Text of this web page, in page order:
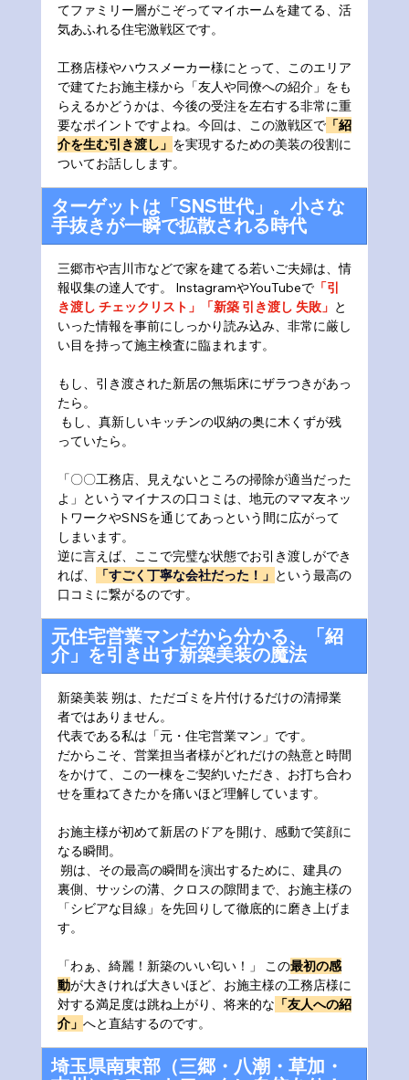
てファミリー層がこぞってマイホームを建てる、活
気あふれる住宅激戦区です。
工務店様やハウスメーカー様にとって、このエリア
で建てたお施主様から「友人や同僚への紹介」をも
らえるかどうかは、今後の受注を左右する非常に重
要なポイントですよね。今回は、この激戦区で「紹
介を生む引き渡し」 を実現するための美装の役割に
ついてお話しします。
ターゲットは「SNS世代」。小さな
手抜きが一瞬で拡散される時代
三郷市や吉川市などで家を建てる若いご夫婦は、情
報収集の達人です。 InstagramやYouTubeで「引
き渡し チェックリスト」「新築 引き渡し 失敗」 と
いった情報を事前にしっかり読み込み、非常に厳し
い目を持って施主検査に臨まれます。
もし、引き渡された新居の無垢床にザラつきがあっ
たら。
っていたら。
「〇〇工務店、見えないところの掃除が適当だった
よ」というマイナスの口コミは、地元のママ友ネッ
トワークやSNSを通じてあっという間に広がって
しまいます。
逆に言えば、ここで完璧な状態でお引き渡しができ
れば、
「すごく丁寧な会社だった！」 という最高の
口コミに繋がるのです。
元住宅営業マンだから分かる、「紹
介」を引き出す新築美装の魔法
新築美装 朔は、ただゴミを片付けるだけの清掃業
者ではありません。
代表である私は「元・住宅営業マン」です。
だからこそ、営業担当者様がどれだけの熱意と時間
をかけて、この一棟をご契約いただき、お打ち合わ
せを重ねてきたかを痛いほど理解しています。
お施主様が初めて新居のドアを開け、感動で笑顔に
なる瞬間。
裏側、サッシの溝、クロスの隙間まで、お施主様の
「シビアな目線」を先回りして徹底的に磨き上げま
す。
「わぁ、綺麗！新築のいい匂い！」 この最初の感
動が大きければ大きいほど、お施主様の工務店様に
対する満足度は跳ね上がり、将来的な 「友人への紹
介」 へと直結するのです。
埼玉県南東部（三郷・八潮・草加・